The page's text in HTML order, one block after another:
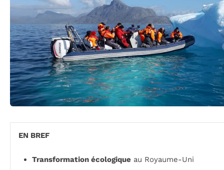
EN BREF
Transformation écologique au Royaume-Uni